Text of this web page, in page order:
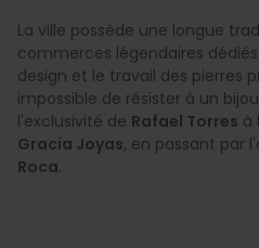
La ville possède une longue
commerces légendaires
design et le travail des pierres
impossible de résister à un
l'exclusivité de Rafael Torres à
Gracia Joyas, en passant par
Roca.